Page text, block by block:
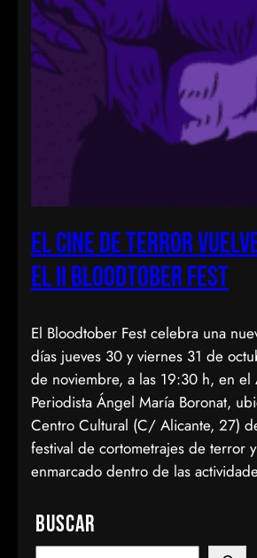
El cine de terror
el II Bloodtober Fest
El Bloodtober Fest celebra una
días jueves 30 y viernes 31 de
de noviembre, a las 19:30 h, en el
Periodista Ángel María Boronat,
Centro Cultural (C/ Alicante, 27)
festival de cortometrajes de terror
enmarcado dentro de las
Buscar